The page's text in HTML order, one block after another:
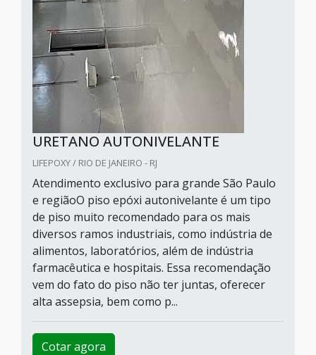
URETANO AUTONIVELANTE
LIFEPOXY / RIO DE JANEIRO - RJ
Atendimento exclusivo para grande São Paulo
e regiãoO piso epóxi autonivelante é um tipo
de piso muito recomendado para os mais
diversos ramos industriais, como indústria de
alimentos, laboratórios, além de indústria
farmacêutica e hospitais. Essa recomendação
vem do fato do piso não ter juntas, oferecer
alta assepsia, bem como p...
Cotar agora